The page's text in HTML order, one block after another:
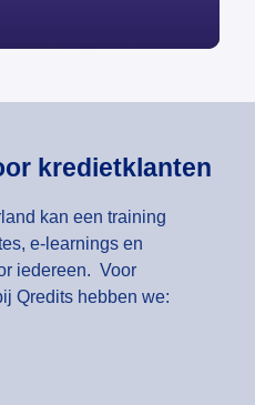
kredietklanten
kan een training
e-learnings en
iedereen. Voor
Qredits hebben we: